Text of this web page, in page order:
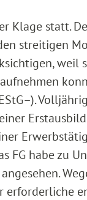
Klage statt.
streitigen
weil
FG habe zu